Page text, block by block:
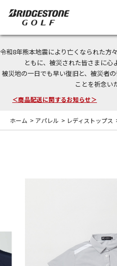
令和8年熊本地震により亡くなられた方
ともに、被災された皆さまに心
被災地の一日でも早い復旧と、被災者
ことを祈念い
＜夏季休暇中のご注文・発送・お問い
今なら新規会員登録で1,000円OFFク
＜商品配送に関するお知らせ＞
ホーム > アパレル > レディストップス